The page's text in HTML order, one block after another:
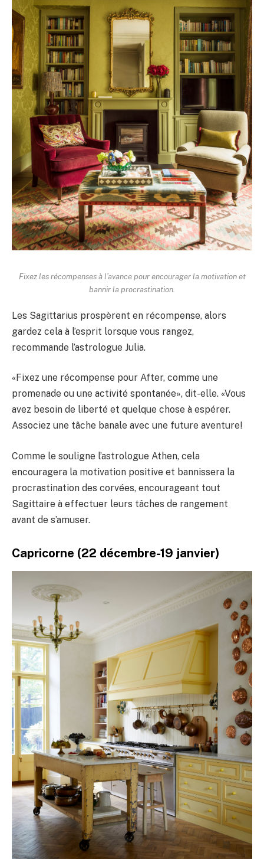
Fixez les récompenses à l’avance pour encourager la motivation et
bannir la procrastination.
Les Sagittarius prospèrent en récompense, alors
gardez cela à l’esprit lorsque vous rangez,
recommande l’astrologue Julia.
«Fixez une récompense pour After, comme une
promenade ou une activité spontanée», dit-elle. «Vous
avez besoin de liberté et quelque chose à espérer.
Associez une tâche banale avec une future aventure!
Comme le souligne l’astrologue Athen, cela
encouragera la motivation positive et bannissera la
procrastination des corvées, encourageant tout
Sagittaire à effectuer leurs tâches de rangement
avant de s’amuser.
Capricorne (22 décembre-19 janvier)